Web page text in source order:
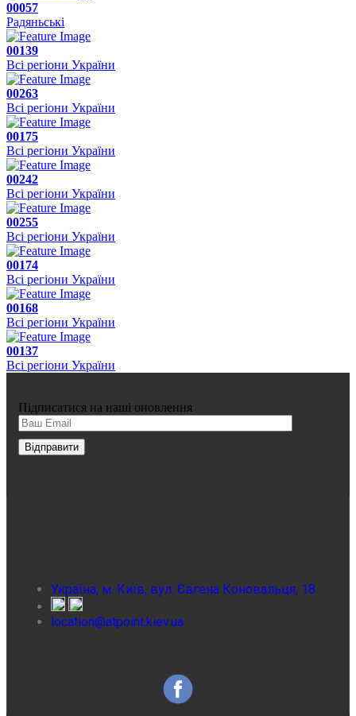
00057
Радяньські
00139
Всі регіони України
00263
Всі регіони України
00175
Всі регіони України
00242
Всі регіони України
00255
Всі регіони України
00174
Всі регіони України
00168
Всі регіони України
00137
Всі регіони України
Підписатися на наші оновлення
Україна, м. Київ, вул. Євгена Коновальця, 18
location@atpoint.kiev.ua